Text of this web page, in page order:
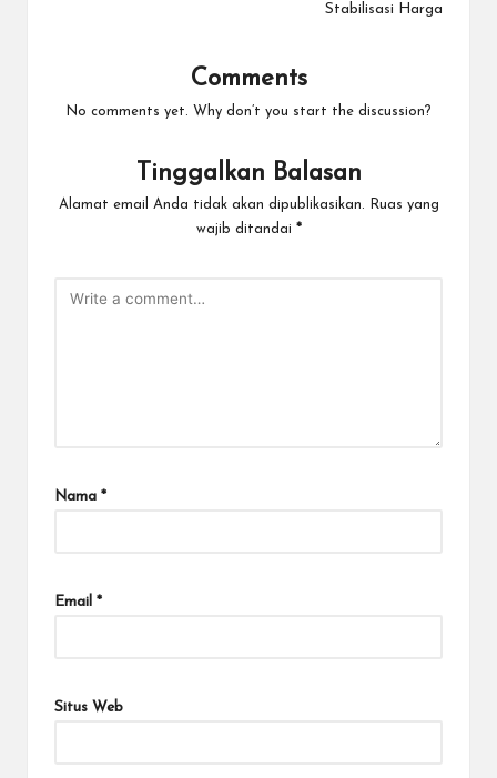
Stabilisasi Harga
Comments
No comments yet. Why don’t you start the discussion?
Tinggalkan Balasan
Alamat email Anda tidak akan dipublikasikan.
Ruas yang
wajib ditandai *
Nama *
Email *
Situs Web